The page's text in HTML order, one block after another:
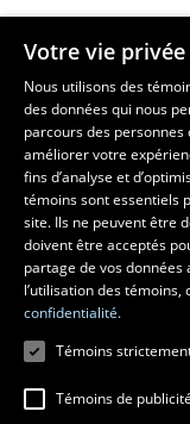
© 2026
Votre vie
Nous utilisons des
des données qui nous
parcours des
améliorer votre
fins d’analyse et
témoins sont essentiels
site. Ils ne peuvent être
doivent être acceptés
partage de vos données
l’utilisation des témoins,
confidentialité.
Témoins
Témoins de